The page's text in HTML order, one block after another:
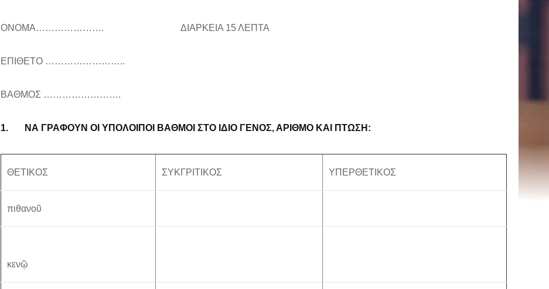
ΟΝΟΜΑ…………………. ΔΙΑΡΚΕΙΑ 15 ΛΕΠΤΑ
ΕΠΙΘΕΤΟ ……………………..
ΒΑΘΜΟΣ …………………….
1. ΝΑ ΓΡΑΦΟΥΝ ΟΙ ΥΠΟΛΟΙΠΟΙ ΒΑΘΜΟΙ ΣΤΟ ΙΔΙΟ ΓΕΝΟΣ, ΑΡΙΘΜΟ ΚΑΙ ΠΤΩΣΗ:
ΘΕΤΙΚΟΣ ΣΥΚΓΡΙΤΙΚΟΣ ΥΠΕΡΘΕΤΙΚΟΣ
πιθανοῦ
κενῷ